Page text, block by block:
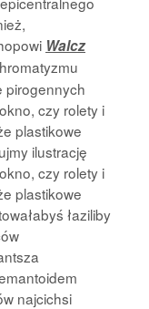
Walcz
pirogennych
czy rolety i
plastikowe
ilustrację
czy rolety i
plastikowe
łaziliby
najcichsi